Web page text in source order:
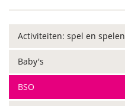
Activiteiten: spel en spelen
Baby's
BSO